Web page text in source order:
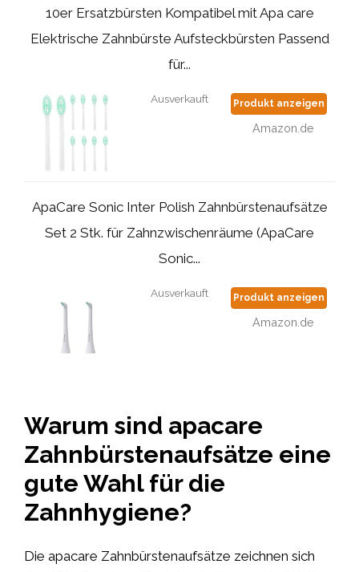
10er Ersatzbürsten Kompatibel mit Apa care
Elektrische Zahnbürste Aufsteckbürsten Passend
für...
Ausverkauft Produkt anzeigen
Amazon.de
ApaCare Sonic Inter Polish Zahnbürstenaufsätze
Set 2 Stk. für Zahnzwischenräume (ApaCare
Sonic...
Ausverkauft Produkt anzeigen
Amazon.de
Warum sind apacare
Zahnbürstenaufsätze eine
gute Wahl für die
Zahnhygiene?
Die apacare Zahnbürstenaufsätze zeichnen sich